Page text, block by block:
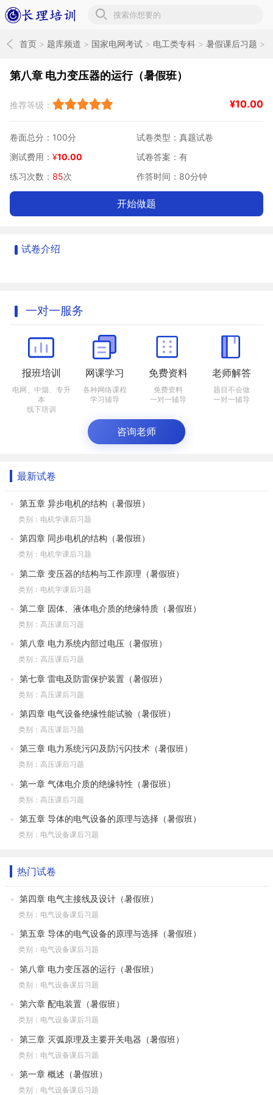
长理培训题库
首页 > 题库频道 > 国家电网考试 > 电工类专科 > 暑假课后习题 >
第八章 电力变压器的运行（暑假班）
¥10.00
推荐等级：
卷面总分：100分
试卷类型：真题试卷
测试费用： ¥10.00
试卷答案：有
练习次数： 85次 作答时间：80分钟
开始做题
试卷介绍
一对一服务
报班培训
电网、中烟、专升
本
线下培训
网课学习
各种网络课程
学习辅导
免费资料
免费资料
一对一辅导
老师解答
题目不会做
一对一辅导
咨询老师
最新试卷
第五章 异步电机的结构（暑假班）
类别：电机学课后习题
第四章 同步电机的结构（暑假班）
类别：电机学课后习题
第二章 变压器的结构与工作原理（暑假班）
类别：电机学课后习题
第二章 固体、液体电介质的绝缘特质（暑假班）
类别：高压课后习题
第八章 电力系统内部过电压（暑假班）
类别：高压课后习题
第七章 雷电及防雷保护装置（暑假班）
类别：高压课后习题
第四章 电气设备绝缘性能试验（暑假班）
类别：高压课后习题
第三章 电力系统污闪及防污闪技术（暑假班）
类别：高压课后习题
第一章 气体电介质的绝缘特性（暑假班）
类别：高压课后习题
第五章 导体的电气设备的原理与选择（暑假班）
类别：电气设备课后习题
热门试卷
第四章 电气主接线及设计（暑假班）
类别：电气设备课后习题
第五章 导体的电气设备的原理与选择（暑假班）
类别：电气设备课后习题
第八章 电力变压器的运行（暑假班）
类别：电气设备课后习题
第六章 配电装置（暑假班）
类别：电气设备课后习题
第三章 灭弧原理及主要开关电器（暑假班）
类别：电气设备课后习题
第一章 概述（暑假班）
类别：电气设备课后习题